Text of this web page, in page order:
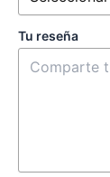
Tu reseña